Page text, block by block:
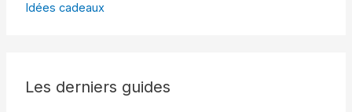
Idées cadeaux
Les derniers guides